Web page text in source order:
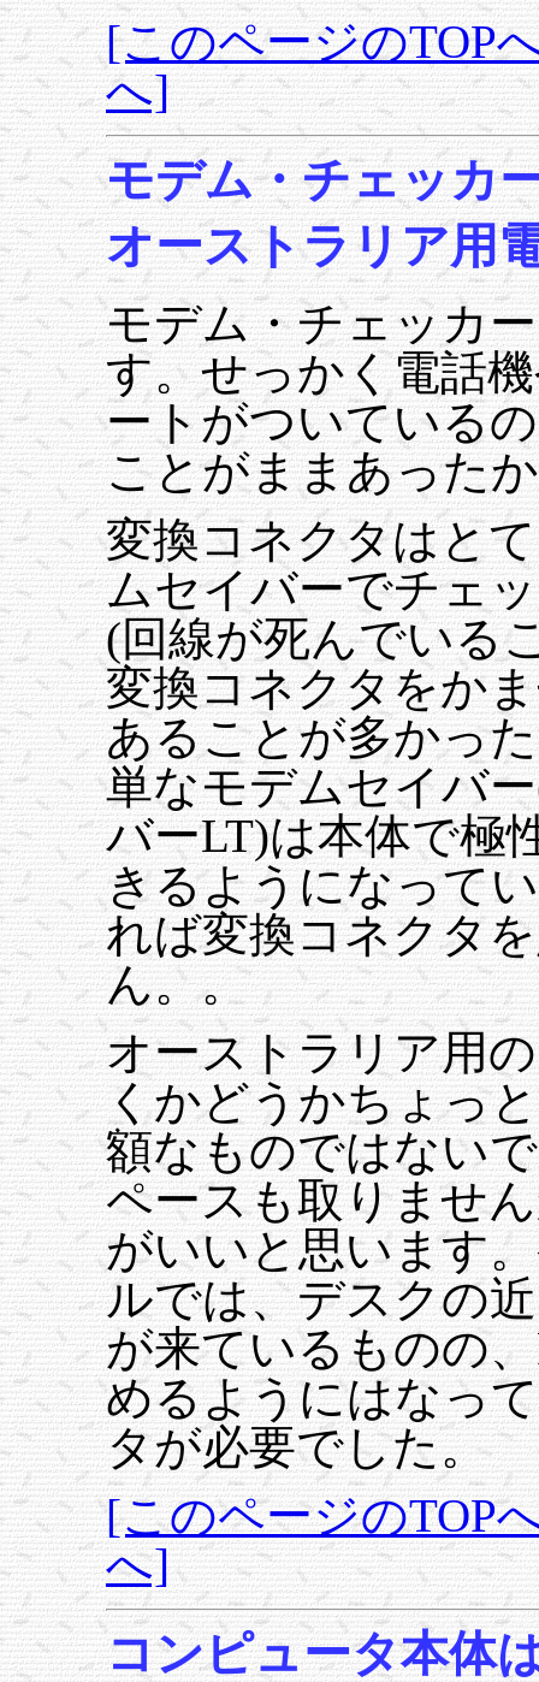
[このページのTOP
へ]
モデム・チェッカ
オーストラリア用
モデム・チェッカ
す。せっかく電話
ートがついている
ことがままあった
変換コネクタはと
ムセイバーでチェ
(回線が死んでいる
変換コネクタをか
あることが多かっ
単なモデムセイバ
バーLT)は本体で極
きるようになって
れば変換コネクタ
ん。。
オーストラリア用
くかどうかちょっ
額なものではない
ペースも取りませ
がいいと思います
ルでは、デスクの
が来ているものの
めるようにはなっ
タが必要でした。
[このページのTOP
へ]
コンピュータ本体